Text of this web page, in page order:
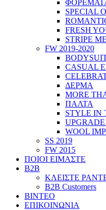
SPECIAL
FRESH
STRIPE ME
FW 2019-2020
CASUAL
ΔΕΡΜΑ
MORE
ΠΑΛΤΑ
STYLE IN
WOOL
SS 2019
FW 2015
ΠΟΙΟΙ ΕΙΜΑΣΤΕ
B2B
ΚΛΕΙΣΤΕ
B2B Customers
ΒΙΝΤΕΟ
ΕΠΙΚΟΙΝΩΝΙΑ